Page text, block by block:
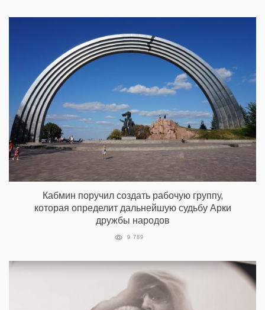
Кабмин поручил создать рабочую группу,
которая определит дальнейшую судьбу Арки
дружбы народов
9 789